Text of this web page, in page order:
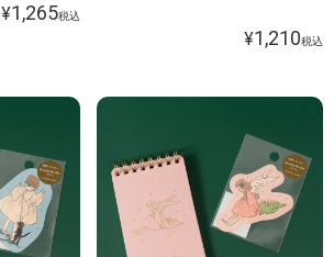
¥1,265税込
¥1,210税込